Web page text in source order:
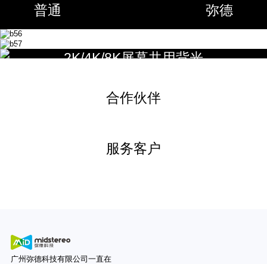
普通 弥德
景下的文字编辑，3D与2D场景之间互不影响。
支持多人同时跟踪观看
辨率不损失、帧率不下降、细腻流畅的3D图像，适
用于大尺寸家庭场景，可同时跟踪3~5人。
2K/4K/8K屏幕共用背光
指向光场技术将图像显示与背光系统分离控制。
厂商开发一款背光，便可兼容同一尺寸不同分辨率
合作伙伴
服务客户
广州弥德科技有限公司一直在